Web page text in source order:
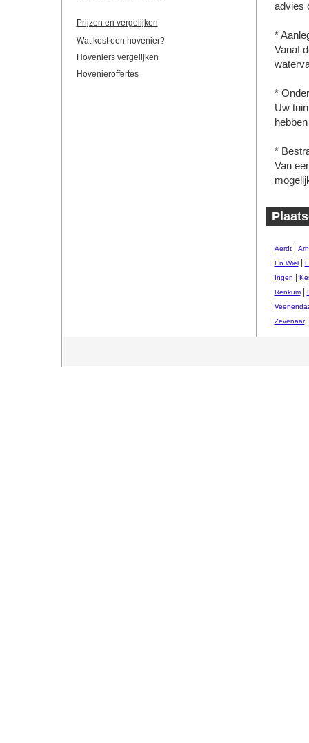
Prijzen en vergelijken
Wat kost een hovenier?
Hoveniers vergelijken
Hovenieroffertes
advies
*
Vanaf
*
Uw
*
Van
Aerdt|
En Wiel|
Ingen
Renkum|
Zevenaar|